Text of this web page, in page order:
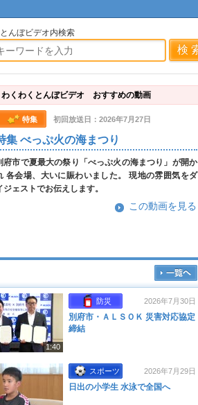
んぼビデオ内検索
わくわくとんぼビデオ おすすめの動画
特集 初回放送日：2026年7月27日
集 べっぷ火の海まつり
府市で夏最大の祭り「べっぷ火の海まつり」が開か
各会場、大いに賑わいました。 現地の雰囲気をダ
ジェストでお伝えします。
この動画を見る
1:40
防災 2026年7月30日
別府市・ＡＬＳＯＫ 災害対応協定
締結
スポーツ 2026年7月29日
日出の小学生 水泳で全国へ